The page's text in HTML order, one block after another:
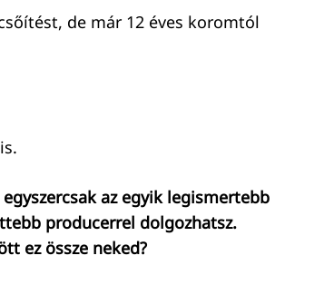
de már 12 éves koromtól
az egyik legismertebb
producerrel dolgozhatsz.
ez össze neked?